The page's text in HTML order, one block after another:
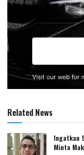
Related News
Ingatkan
Minta